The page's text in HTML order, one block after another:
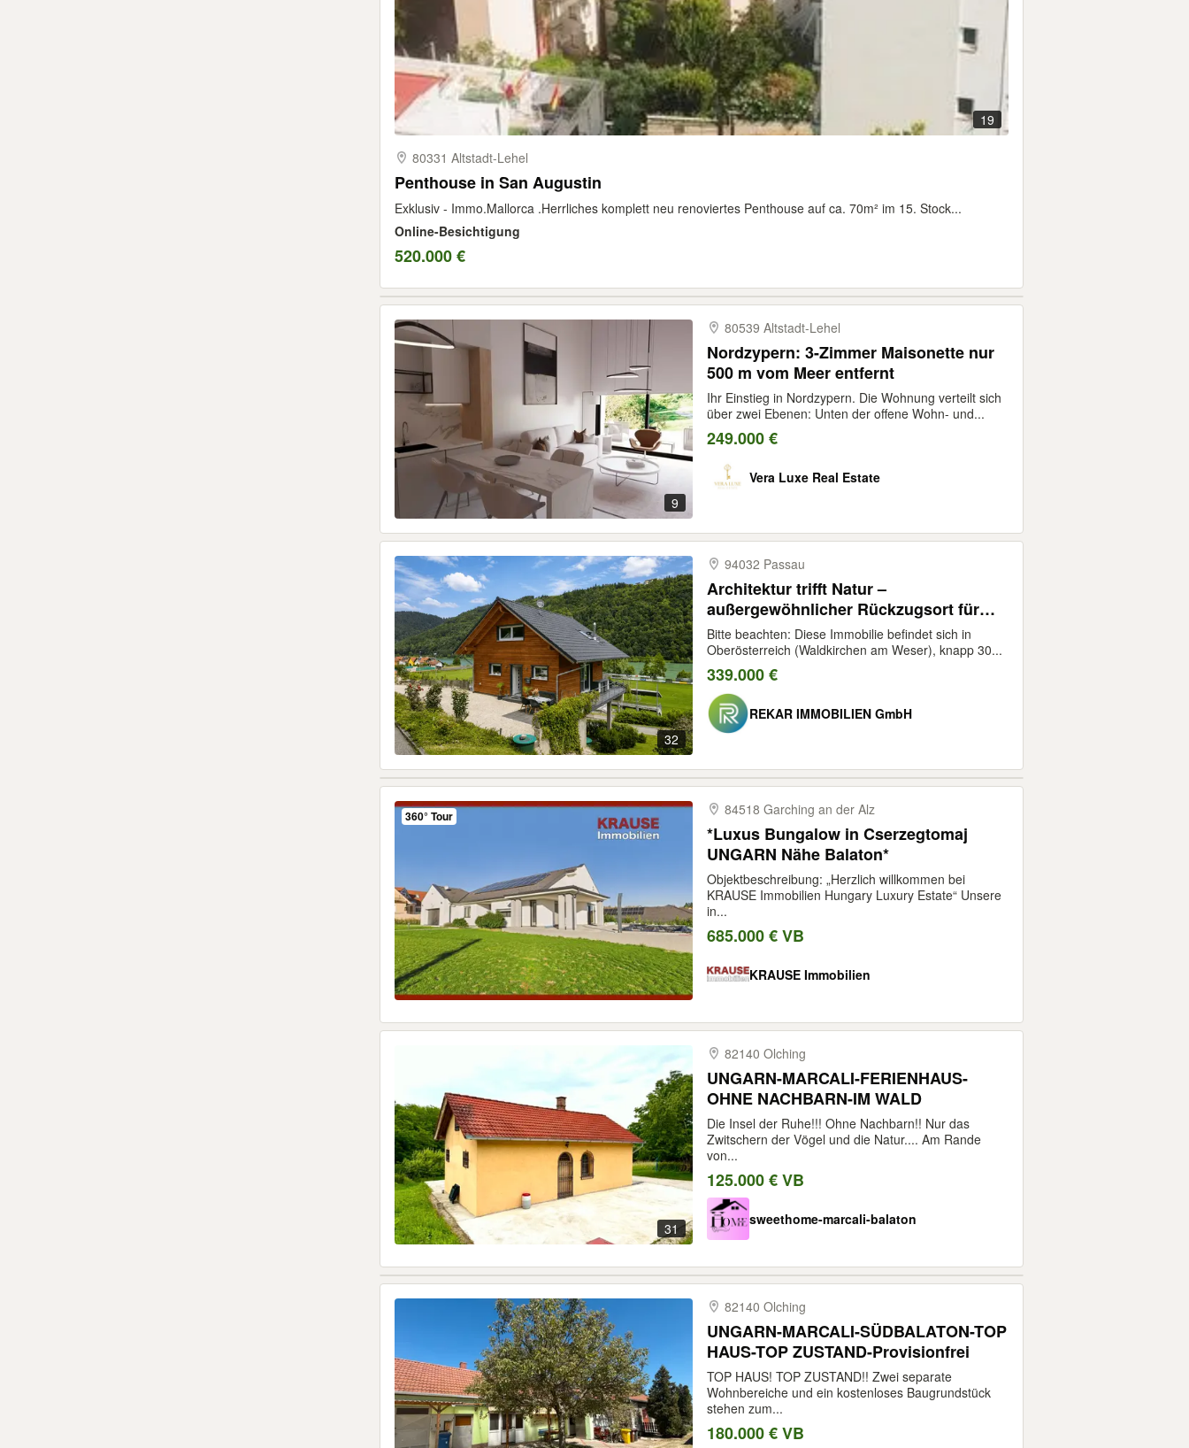
19
80331 Altstadt-​Lehel
Penthouse in San Augustin
Exklusiv - Immo.Mallorca .Herrliches komplett neu renoviertes Penthouse auf ca. 70m² im 15. Stock...
Online-Besichtigung
520.000 €
9
80539 Altstadt-​Lehel
Nordzypern: 3-Zimmer Maisonette nur
500 m vom Meer entfernt
Ihr Einstieg in Nordzypern. Die Wohnung verteilt sich
über zwei Ebenen: Unten der offene Wohn- und...
249.000 €
Vera Luxe Real Estate
32
94032 Passau
Architektur trifft Natur –
außergewöhnlicher Rückzugsort für
Genießer
Bitte beachten: Diese Immobilie befindet sich in
Oberösterreich (Waldkirchen am Weser), knapp 30...
339.000 €
REKAR IMMOBILIEN GmbH
360° Tour 84518 Garching an der Alz
*Luxus Bungalow in Cserzegtomaj
UNGARN Nähe Balaton*
Objektbeschreibung: „Herzlich willkommen bei
KRAUSE Immobilien Hungary Luxury Estate“ Unsere
in...
685.000 € VB
KRAUSE Immobilien
31
82140 Olching
UNGARN-MARCALI-FERIENHAUS-
OHNE NACHBARN-IM WALD
Die Insel der Ruhe!!! Ohne Nachbarn!! Nur das
Zwitschern der Vögel und die Natur.... Am Rande
von...
125.000 € VB
sweethome-marcali-balaton
82140 Olching
UNGARN-MARCALI-SÜDBALATON-TOP
HAUS-TOP ZUSTAND-Provisionfrei
TOP HAUS! TOP ZUSTAND!! Zwei separate
Wohnbereiche und ein kostenloses Baugrundstück
stehen zum...
180.000 € VB